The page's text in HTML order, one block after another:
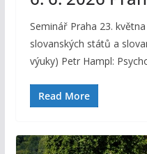
Seminář Praha 23.
slovanských států a
výuky) Petr Hampl:
Read More